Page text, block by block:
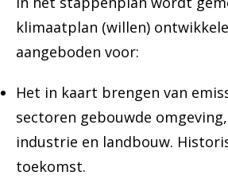
klimaatplan (willen)
aangeboden voor:
Het in kaart brengen van
sectoren gebouwde
industrie en landbouw.
toekomst.